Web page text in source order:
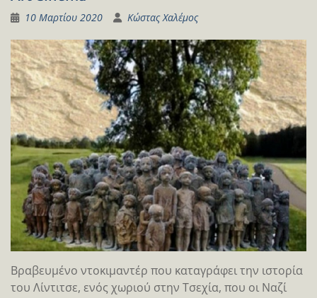
10 Μαρτίου 2020 Κώστας Χαλέμος
Βραβευμένο ντοκιμαντέρ που καταγράφει την ιστορία
του Λίντιτσε, ενός χωριού στην Τσεχία, που οι Nαζί